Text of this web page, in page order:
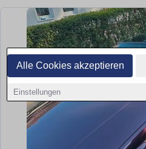
Alle Cookies akzeptieren
Einstellungen